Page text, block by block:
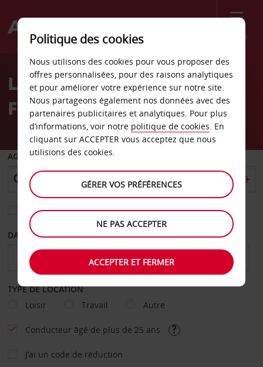
Menu
Welcome
AvisLocation de voiture
Frosinone
AGENCE DE DÉPART
Sélectionnez une autre agence de retour
DATE DE DÉPART DATE DE RETOUR
TYPE DE LOCATION
Loisir
Travail Autre
Conducteur âgé de plus de 25 ans
J’ai un code de réduction
Politique des cookies
Nous utilisons des cookies pour vous proposer des
offres personnalisées, pour des raisons analytiques
et pour améliorer votre expérience sur notre site.
Nous partageons également nos données avec des
partenaires publicitaires et analytiques. Pour plus
d’informations, voir notre politique de cookies. En
cliquant sur ACCEPTER vous acceptez que nous
utilisions des cookies.
GÉRER VOS PRÉFÉRENCES
NE PAS ACCEPTER
ACCEPTER ET FERMER